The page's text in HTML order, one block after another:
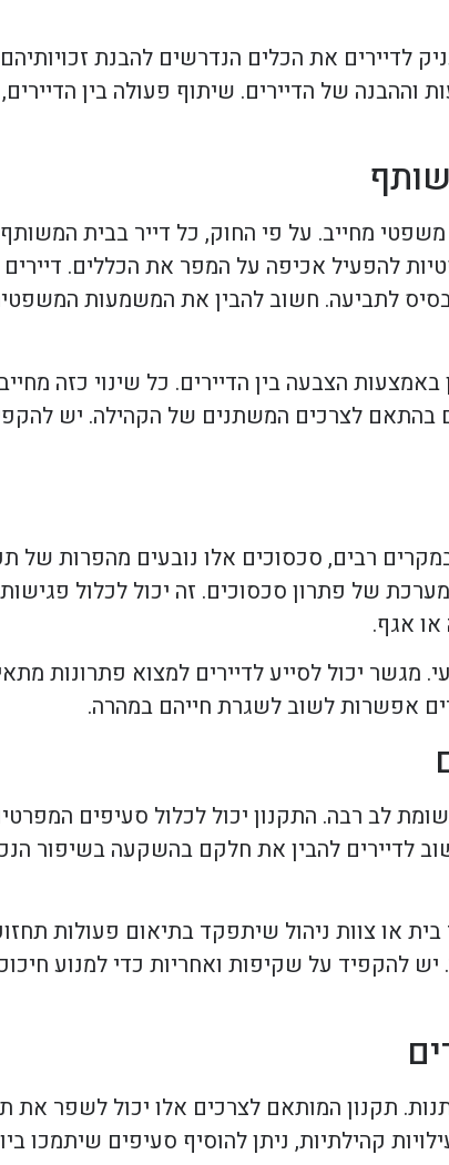
לדיירים את הכלים הנדרשים להבנת זכויותיהם
של הדיירים. שיתוף פעולה בין
מחייב. על פי החוק, כל דייר בבית
להפעיל אכיפה על המפר את הכללים. דיירים
לתביעה. חשוב להבין את המשמעות
הצבעה בין הדיירים. כל שינוי כזה
בהתאם לצרכים המשתנים של הקהילה. יש
רבים, סכסוכים אלו נובעים מהפרות של
של פתרון סכסוכים. זה יכול לכלול פגישות
או אגף.
יכול לסייע לדיירים למצוא פתרונות
אפשרות לשוב לשגרת חייהם במהרה.
לב רבה. התקנון יכול לכלול סעיפים
לדיירים להבין את חלקם בהשקעה בשיפור
או צוות ניהול שיתפקד בתיאום פעולות
להקפיד על שקיפות ואחריות כדי למנוע
תקנון המותאם לצרכים אלו יכול לשפר את
קהילתיות, ניתן להוסיף סעיפים שיתמכו